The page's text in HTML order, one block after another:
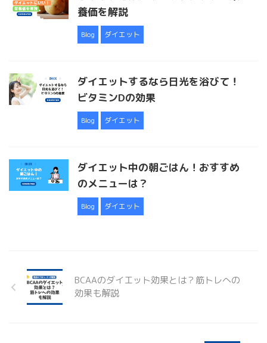
養価を解説
Blog ダイエット
ダイエットするなら日光を浴びて！
ビタミンDの効果
Blog ダイエット
ダイエット中の朝ごはん！おすすめ
のメニューは？
Blog ダイエット
BCAAのダイエット効果とは？筋トレへの
効果も解説